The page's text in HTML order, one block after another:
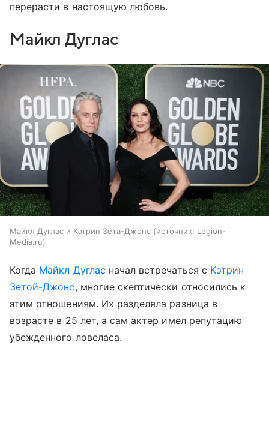
перерасти в настоящую любовь.
Майкл Дуглас
Майкл Дуглас и Кэтрин Зета-Джонс источник: Legion-
Media.ru
Когда Майкл Дуглас начал встречаться с Кэтрин
Зетой-Джонс, многие скептически относились к
этим отношениям. Их разделяла разница в
возрасте в 25 лет, а сам актер имел репутацию
убежденного ловеласа.